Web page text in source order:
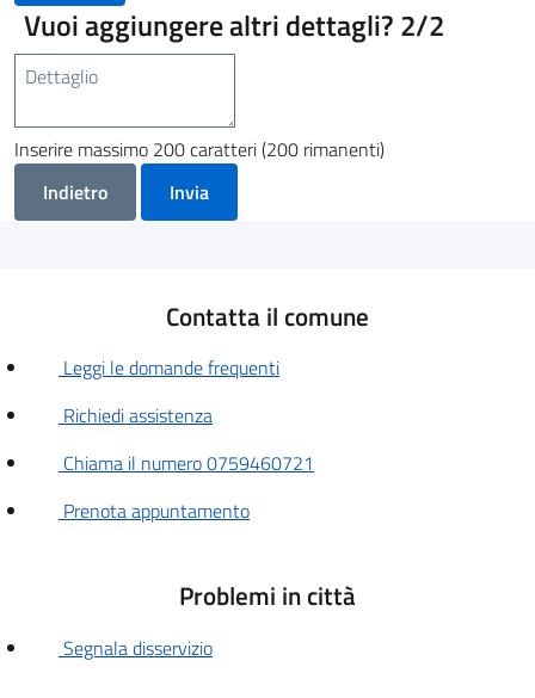
Vuoi aggiungere altri dettagli?2/2
Inserire massimo 200 caratteri (200 rimanenti)
Indietro
Invia
Contatta il comune
Leggi le domande frequenti
Richiedi assistenza
Chiama il numero 0759460721
Prenota appuntamento
Problemi in città
Segnala disservizio